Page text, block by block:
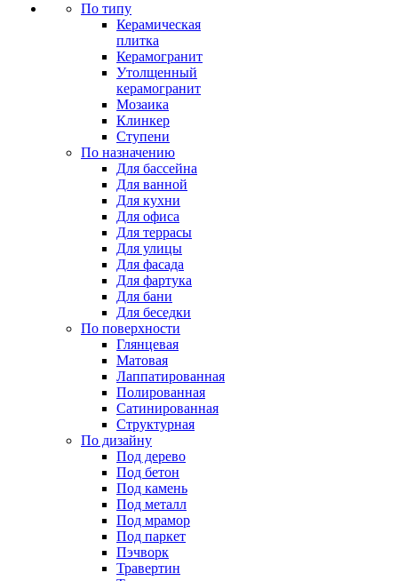
По типу
Керамическая
плитка
Керамогранит
Утолщенный
керамогранит
Мозаика
Клинкер
Ступени
По назначению
Для бассейна
Для ванной
Для кухни
Для офиса
Для террасы
Для улицы
Для фасада
Для фартука
Для бани
Для беседки
По поверхности
Глянцевая
Матовая
Лаппатированная
Полированная
Сатинированная
Структурная
По дизайну
Под дерево
Под бетон
Под камень
Под металл
Под мрамор
Под паркет
Пэчворк
Травертин